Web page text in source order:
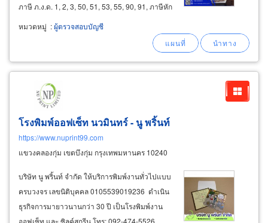
ภาษี ภ.ง.ด. 1, 2, 3, 50, 51, 53, 55, 90, 91, ภาษีหัก
ณ ที่จ่าย, ยื่นแบบ ภ.พ. 30, 36, ภ.ธ.40, อ.ส.4 รับจด
ทะเบียนธุรกิจ บริการรับจดทะเบียนบริษัท-ห้างหุ้น
หมวดหมู่ :ผู้ตรวจสอบบัญชี
โรงพิมพ์ออฟเซ็ท นวมินทร์ - นู พริ้นท์
https://www.nuprint99.com
แขวงคลองกุ่ม เขตบึงกุ่ม กรุงเทพมหานคร 10240
บริษัท นู พริ้นท์ จำกัด ให้บริการพิมพ์งานทั่วไปแบบ
ครบวงจร เลขนิติบุคคล 0105539019236 ดำเนิน
ธุรกิจการมายาวนานกว่า 30 ปี เป็นโรงพิมพ์งาน
ออฟเซ็ท และ ซิลค์สกรีน โทร: 092-474-5526